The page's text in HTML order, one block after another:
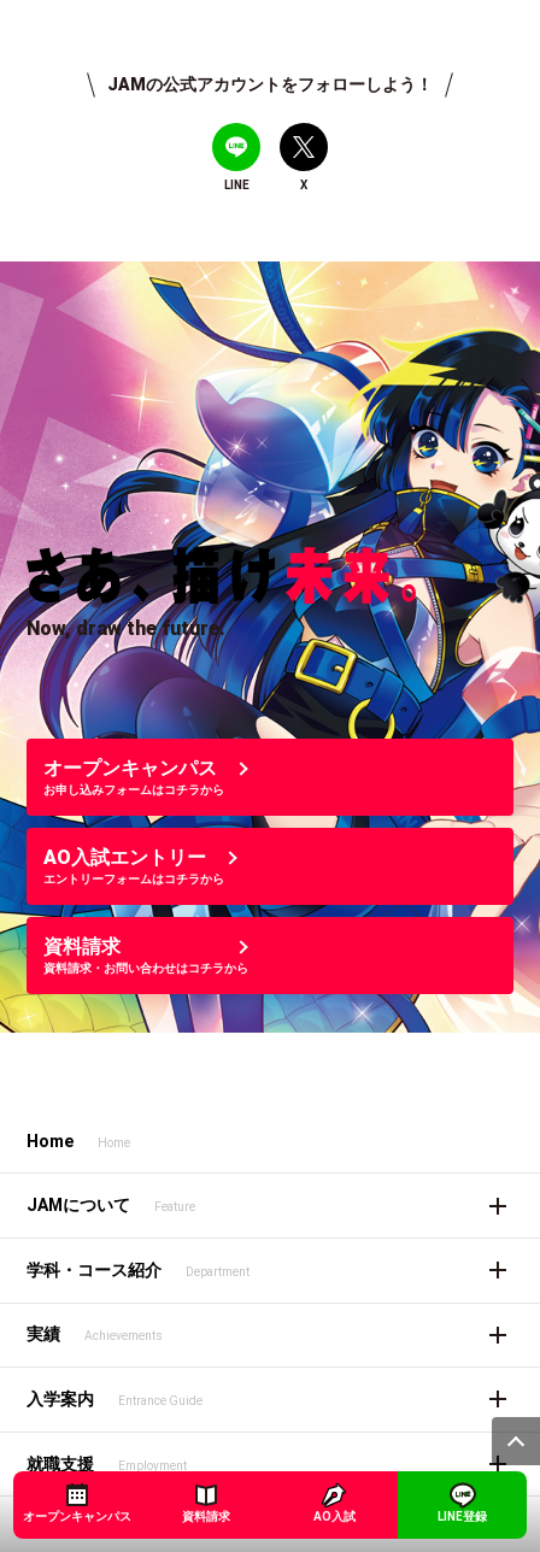
JAMの公式アカウントをフォローしよう！
LINE X
Now, draw the future.
オープンキャンパス
お申し込みフォームはコチラから
AO入試エントリー
エントリーフォームはコチラから
資料請求
資料請求・お問い合わせはコチラから
Home Home
JAMについて Feature
学科・コース紹介 Department
実績 Achievements
入学案内 Entrance Guide
就職支援 Employment
オープンキャンパス
オープンキャンパス 資料請求 AO入試 LINE登録